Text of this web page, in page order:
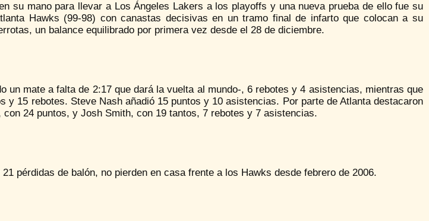
su mano para llevar a Los Ángeles Lakers a los playoffs y una nueva prueba de ello fue su
Hawks (99-98) con canastas decisivas en un tramo final de infarto que colocan a su
un balance equilibrado por primera vez desde el 28 de diciembre.
un mate a falta de 2:17 que dará la vuelta al mundo-, 6 rebotes y 4 asistencias, mientras que
y 15 rebotes. Steve Nash añadió 15 puntos y 10 asistencias. Por parte de Atlanta destacaron
24 puntos, y Josh Smith, con 19 tantos, 7 rebotes y 7 asistencias.
pérdidas de balón, no pierden en casa frente a los Hawks desde febrero de 2006.